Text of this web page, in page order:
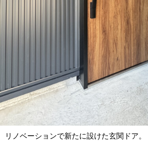
リノベーションで新たに設けた玄関ドア。